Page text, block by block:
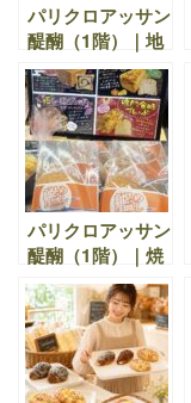
パリクロアッサン
醍醐（1階）｜地
域の皆様に愛され
続ける当店のパン
は、毎日毎日、ひ
とつひとつ手作り
で焼き上げていま
す。
パリクロアッサン
醍醐（1階）｜焼
き立て、揚げた
て、作りたて。安
全・安心な焼き立
てパン